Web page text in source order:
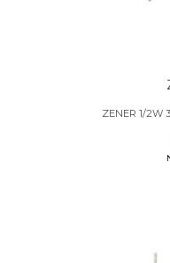
ZENER 1/2W